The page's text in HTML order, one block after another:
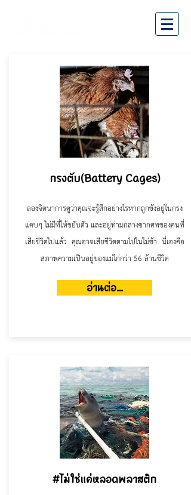
กรงตับ(Battery Cages)
ลองจิตนาการดูว่าคุณจะรู้สึกอย่างไรหากถูกขังอยู่ในกรง
แคบๆ ไม่มีที่ให้ขยับตัว และอยู่ท่ามกลางซากศพของคนที่
เสียชีวิตไปแล้ว คุณอาจเสียชีวิตตามไปในไม่ช้า นี่เองคือ
สภาพความเป็นอยู่ของแม่ไก่กว่า 56 ล้านชีวิต
อ่านต่อ...
#ไม่ใช่แค่หลอดพลาสติก